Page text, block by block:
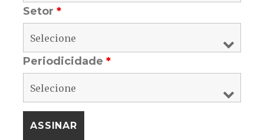
Setor*
Periodicidade*